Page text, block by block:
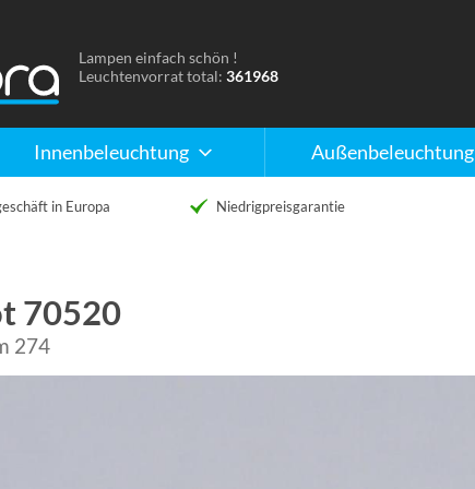
Innenbeleuchtung Außenbeleuchtung
Naar
de
Lampen einfach schön !
Leuchtenvorrat total: 361968
in Europa Niedrigpreisgarantie
70520
274